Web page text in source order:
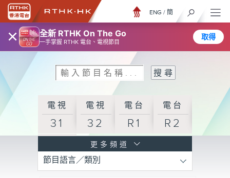
× 全新 RTHK On The Go
一手掌握 RTHK 電台、電視節目
取得
ENG / 簡
電視
31
電視
32
電台
R1
電台
R2
R3
更多頻道
節目語言／類別